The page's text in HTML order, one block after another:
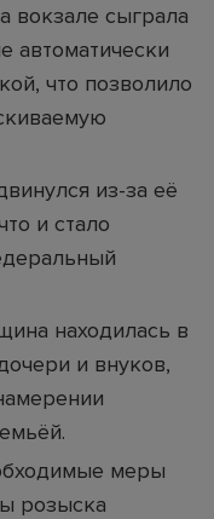
вокзале сыграла
автоматически
что позволило
из-за её
и стало
находилась в
и внуков,
меры
розыска